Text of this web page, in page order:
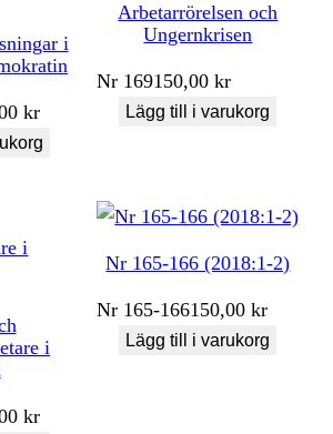
i
kr
Arbetarrörelsen och
Ungernkrisen
Nr 169150,00kr
Lägg till i varukorg
i
kr
Nr 165-166 (2018:1-2)
Nr 165-166150,00kr
Lägg till i varukorg